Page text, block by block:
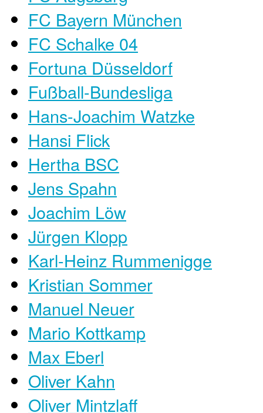
FC Bayern München
FC Schalke 04
Fortuna Düsseldorf
Fußball-Bundesliga
Hans-Joachim Watzke
Hansi Flick
Hertha BSC
Jens Spahn
Joachim Löw
Jürgen Klopp
Karl-Heinz Rummenigge
Kristian Sommer
Manuel Neuer
Mario Kottkamp
Max Eberl
Oliver Kahn
Oliver Mintzlaff